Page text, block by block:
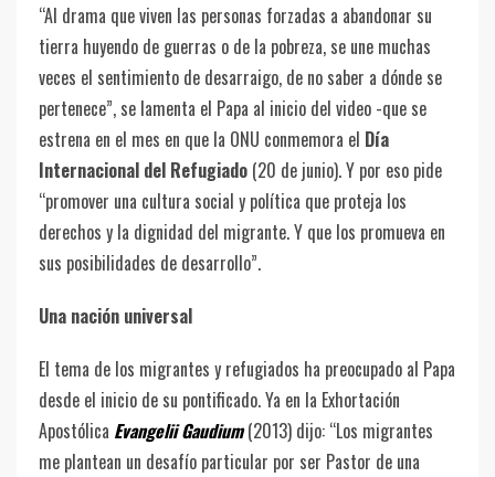
“Al drama que viven las personas forzadas a abandonar su
tierra huyendo de guerras o de la pobreza, se une muchas
veces el sentimiento de desarraigo, de no saber a dónde se
pertenece”, se lamenta el Papa al inicio del video -que se
estrena en el mes en que la ONU conmemora el Día
Internacional del Refugiado (20 de junio). Y por eso pide
“promover una cultura social y política que proteja los
derechos y la dignidad del migrante. Y que los promueva en
sus posibilidades de desarrollo”.
Una nación universal
El tema de los migrantes y refugiados ha preocupado al Papa
desde el inicio de su pontificado. Ya en la Exhortación
Apostólica Evangelii Gaudium(2013) dijo: “Los migrantes
me plantean un desafío particular por ser Pastor de una